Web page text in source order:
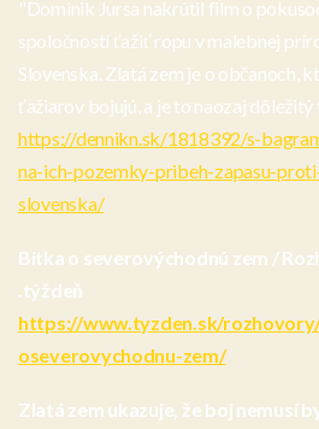
"Dominik Jursa nakrútil film o
spoločností ťažiť ropu v malebnej
Slovenska. Zlatá zem je o občanoch,
ťažiarov bojujú, a je to naozaj dôležitý
https://dennikn.sk/1818392/s-
na-ich-pozemky-pribeh-zapasu-
slovenska/
Bitka o severovýchodnú zem /
.týždeň
https://www.tyzden.sk/
oseverovychodnu-zem/
Zlatá zem ukazuje, že boj nemusí